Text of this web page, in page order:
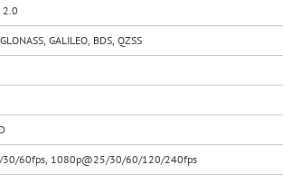
2.0
GALILEO, BDS, QZSS
60fps, 1080p@25/30/60/120/240fps